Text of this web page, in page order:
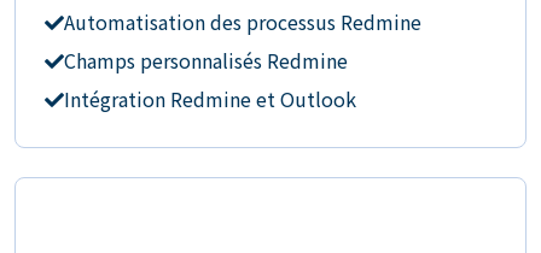
Automatisation des processus Redmine
Champs personnalisés Redmine
Intégration Redmine et Outlook